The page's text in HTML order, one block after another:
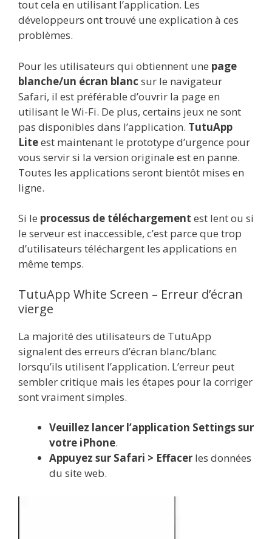
tout cela en utilisant l’application. Les
développeurs ont trouvé une explication à ces
problèmes.
Pour les utilisateurs qui obtiennent une page
blanche/un écran blanc sur le navigateur
Safari, il est préférable d’ouvrir la page en
utilisant le Wi-Fi. De plus, certains jeux ne sont
pas disponibles dans l’application. TutuApp
Liteest maintenant le prototype d’urgence pour
vous servir si la version originale est en panne.
Toutes les applications seront bientôt mises en
ligne.
Si le processus de téléchargement est lent ou si
le serveur est inaccessible, c’est parce que trop
d’utilisateurs téléchargent les applications en
même temps.
TutuApp White Screen – Erreur d’écran
vierge
La majorité des utilisateurs de TutuApp
signalent des erreurs d’écran blanc/blanc
lorsqu’ils utilisent l’application. L’erreur peut
sembler critique mais les étapes pour la corriger
sont vraiment simples.
Veuillez lancer l’application Settings sur
votre iPhone.
Appuyez sur Safari > Effacer les données
du site web.